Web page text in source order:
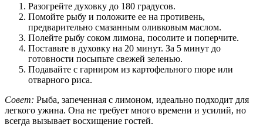
Разогрейте духовку до 180 градусов.
Помойте рыбу и положите ее на противень,
предварительно смазанным оливковым маслом.
Полейте рыбу соком лимона, посолите и поперчите.
Поставьте в духовку на 20 минут. За 5 минут до
готовности посыпьте свежей зеленью.
Подавайте с гарниром из картофельного пюре или
отварного риса.
Совет: Рыба, запеченная с лимоном, идеально подходит для
легкого ужина. Она не требует много времени и усилий, но
всегда вызывает восхищение гостей.